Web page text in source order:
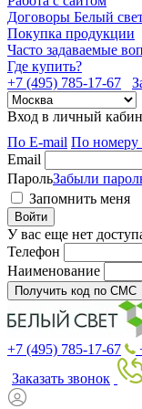
Договоры Белый
Покупка продукции
Часто задаваемые
Где купить?
+7 (495) 785-17-67
Вход в личный
По E-mail По номеру
Email
ПарольЗабыли
Запомнить меня
Войти
У вас еще нет
Телефон
Наименование
Получить код по СМС
+7 (495) 785-17-67
Заказать звонок